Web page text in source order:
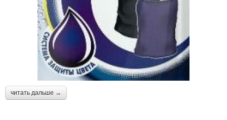
читать дальше →